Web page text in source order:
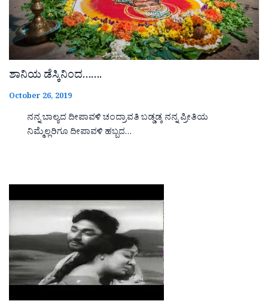
ಶಾನಿಯ ಡೆಸ್ಕಿನಿಂದ…….
October 26, 2019
ನನ್ನ ಬಾಲ್ಯದ ದೀಪಾವಳಿ ಚಂದ್ರಾವತಿ ಬಡ್ಡಡ್ಕ ನನ್ನ ಪ್ರೀತಿಯ
ನಿಮ್ಮೆಲ್ಲರಿಗೂ ದೀಪಾವಳಿ ಹಬ್ಬದ…